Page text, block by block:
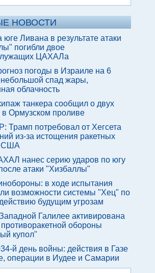
НОВОСТИ
юге Ливана в результате атаки
погибли двое
ЦАХАЛа
погоды в Израиле на 6
небольшой спад жары,
облачность
танкера сообщил о двух
в Ормузском проливе
Трамп потребовал от Хегсета
из-за истощения ракетных
США
нанес серию ударов по югу
атаки "Хизбаллы"
в ходе испытания
возможности системы "Хец" по
будущим угрозам
Галилее активирована
обороны
купол"
й день войны: действия в Газе
операции в Иудее и Самарии